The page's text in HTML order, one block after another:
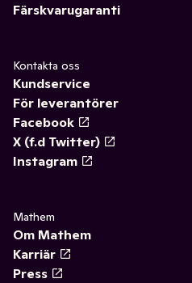
Färskvarugaranti
Kontakta oss
Kundservice
För leverantörer
Facebook
X (f.d Twitter)
Instagram
Mathem
Om Mathem
Karriär
Press